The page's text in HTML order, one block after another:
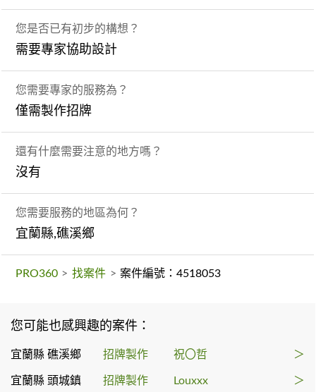
您是否已有初步的構想？
需要專家協助設計
您需要專家的服務為？
僅需製作招牌
還有什麼需要注意的地方嗎？
沒有
您需要服務的地區為何？
宜蘭縣,礁溪鄉
PRO360 > 找案件 > 案件編號：4518053
您可能也感興趣的案件：
宜蘭縣 礁溪鄉 招牌製作 祝〇哲 ＞
宜蘭縣 頭城鎮 招牌製作 Louxxx ＞